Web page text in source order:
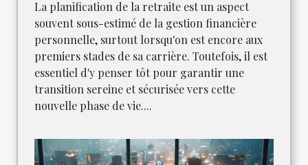
La planification de la retraite est un aspect
souvent sous-estimé de la gestion financière
personnelle, surtout lorsqu'on est encore aux
premiers stades de sa carrière. Toutefois, il est
essentiel d'y penser tôt pour garantir une
transition sereine et sécurisée vers cette
nouvelle phase de vie....